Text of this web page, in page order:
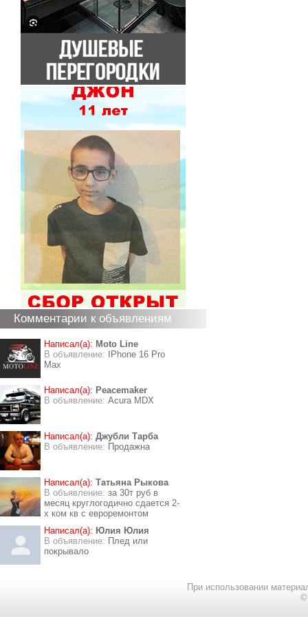
Комментарии к объявлениям
Написал(а): Moto Line
В объявление:
IPhone 16 Pro
Max
Написал(а): Peacemaker
В объявление: Acura MDX
Написал(а): Джубли Тарба
В объявление: Продажна
Написал(а): Татьяна Рыкова
В объявление: за 30т руб в
месяц круглогодично сдается 2-
х ком кв с евроремонтом
Написал(а): Юлия Юлия
В объявление: Плед или
покрывало
При использовании